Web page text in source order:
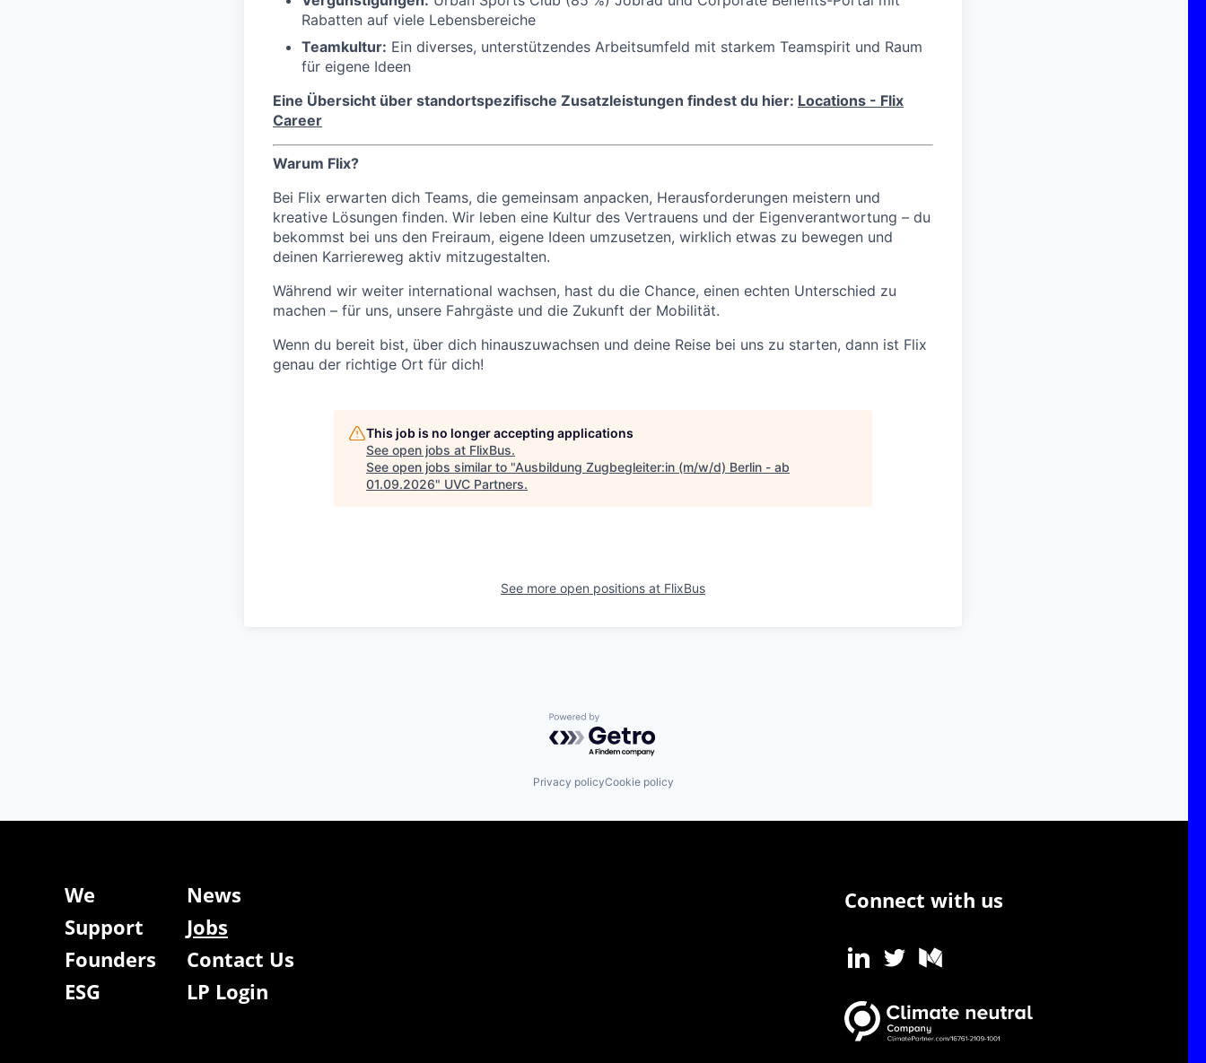
Rabatten auf viele Lebensbereiche
Teamkultur: Ein diverses, unterstützendes Arbeitsumfeld mit starkem Teamspirit und Raum
für eigene Ideen
Eine Übersicht über standortspezifische Zusatzleistungen findest du hier: Locations - Flix
Career
Warum Flix?
Bei Flix erwarten dich Teams, die gemeinsam anpacken, Herausforderungen meistern und
kreative Lösungen finden. Wir leben eine Kultur des Vertrauens und der Eigenverantwortung – du
bekommst bei uns den Freiraum, eigene Ideen umzusetzen, wirklich etwas zu bewegen und
deinen Karriereweg aktiv mitzugestalten.
Während wir weiter international wachsen, hast du die Chance, einen echten Unterschied zu
machen – für uns, unsere Fahrgäste und die Zukunft der Mobilität.
Wenn du bereit bist, über dich hinauszuwachsen und deine Reise bei uns zu starten, dann ist Flix
genau der richtige Ort für dich!
This job is no longer accepting applications
See open jobs at FlixBus.
See open jobs similar to "Ausbildung Zugbegleiter:in (m/w/d) Berlin - ab
01.09.2026" UVC Partners.
See more open positions at FlixBus
Powered by Getro.com
Privacy policyCookie policy
We
News
Support
Jobs
Founders
Contact Us
ESG
LP Login
Connect with us